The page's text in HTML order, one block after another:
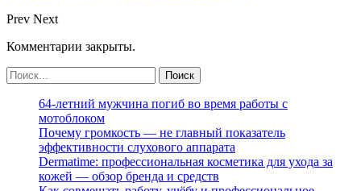
Prev Next
Комментарии закрыты.
64-летний мужчина погиб во время работы с
мотоблоком
Почему громкость — не главный показатель
эффективности слухового аппарата
Dermatime: профессиональная косметика для ухода за
кожей — обзор бренда и средств